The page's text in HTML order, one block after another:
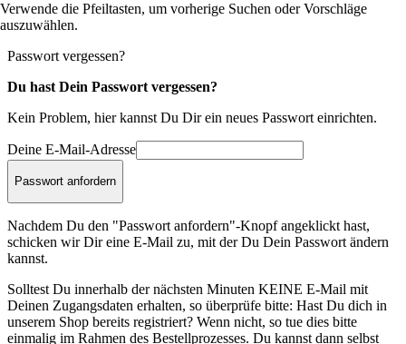
Verwende die Pfeiltasten, um vorherige Suchen oder Vorschläge
auszuwählen.
Passwort vergessen?
Du hast Dein Passwort vergessen?
Kein Problem, hier kannst Du Dir ein neues Passwort einrichten.
Deine E-Mail-Adresse
Passwort anfordern
Nachdem Du den "Passwort anfordern"-Knopf angeklickt hast,
schicken wir Dir eine E-Mail zu, mit der Du Dein Passwort ändern
kannst.
Solltest Du innerhalb der nächsten Minuten KEINE E-Mail mit
Deinen Zugangsdaten erhalten, so überprüfe bitte: Hast Du dich in
unserem Shop bereits registriert? Wenn nicht, so tue dies bitte
einmalig im Rahmen des Bestellprozesses. Du kannst dann selbst